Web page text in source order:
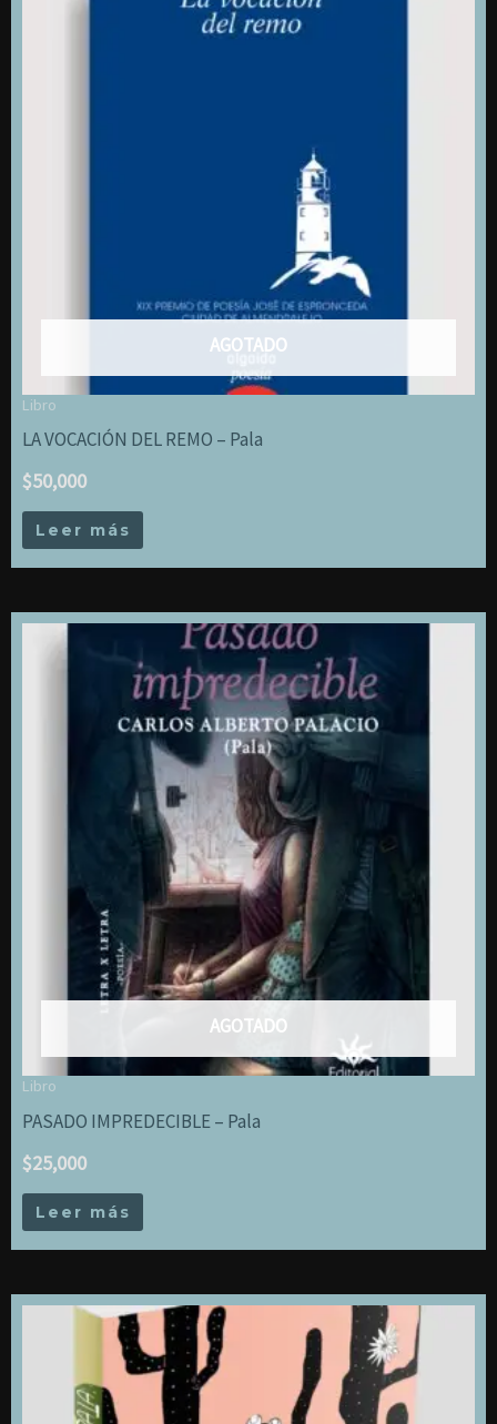
[gabinete
AGOTADO
Libro
LA VOCACIÓN DEL REMO – Pala
$50,000
Leer más
AGOTADO
Libro
PASADO IMPREDECIBLE – Pala
$25,000
Leer más